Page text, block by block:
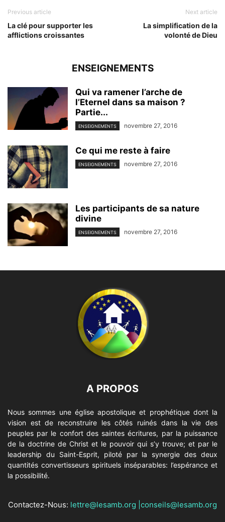
Previous article
La clé pour supporter les
afflictions croissantes
Next article
La simplification de la
volonté de Dieu
ENSEIGNEMENTS
Qui va ramener l’arche de
l’Eternel dans sa maison ?
Partie...
ENSEIGNEMENTS novembre 27, 2016
Ce qui me reste à faire
ENSEIGNEMENTS novembre 27, 2016
Les participants de sa nature
divine
ENSEIGNEMENTS novembre 27, 2016
A PROPOS
Nous sommes une église apostolique et prophétique dont la
vision est de reconstruire les côtés ruinés dans la vie des
peuples par le confort des saintes écritures, par la puissance
de la doctrine de Christ et le pouvoir qui s’y trouve; et par le
leadership du Saint-Esprit, piloté par la synergie des deux
quantités convertisseurs spirituels inséparables: l’espérance et
la possibilité.
Contactez-Nous: lettre@lesamb.org conseils@lesamb.org